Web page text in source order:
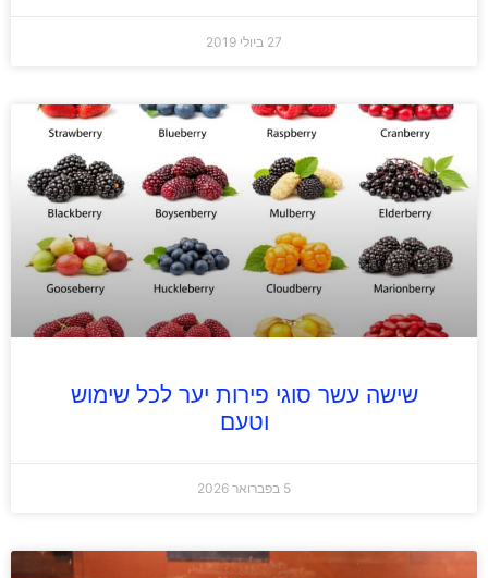
27 ביולי 2019
שישה עשר סוגי פירות יער לכל שימוש
וטעם
5 בפברואר 2026